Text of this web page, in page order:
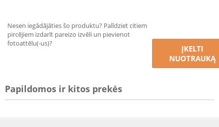
Nesen iegādājāties šo produktu? Palīdziet citiem
pircējiem izdarīt pareizo izvēli un pievienot
fotoattēlu(-us)?
ĮKELTI
NUOTRAUKĄ
Papildomos ir kitos prekės